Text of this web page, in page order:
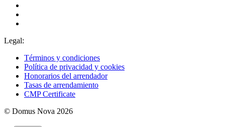
Legal:
Términos y condiciones
Política de privacidad y cookies
Honorarios del arrendador
Tasas de arrendamiento
CMP Certificate
© Domus Nova 2026